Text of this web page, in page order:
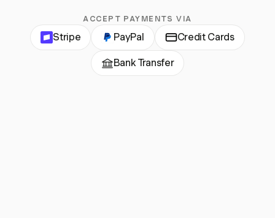
ACCEPT PAYMENTS VIA
Stripe PayPal Credit Cards
Bank Transfer